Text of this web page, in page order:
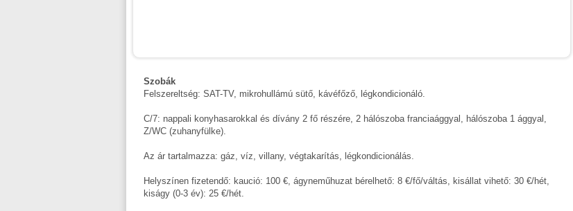
Szobák
Felszereltség: SAT-TV, mikrohullámú sütő, kávéfőző, légkondicionáló.
C/7: nappali konyhasarokkal és dívány 2 fő részére, 2 hálószoba franciaággyal, hálószoba 1 ággyal,
Z/WC (zuhanyfülke).
Az ár tartalmazza: gáz, víz, villany, végtakarítás, légkondicionálás.
Helyszínen fizetendő: kaució: 100 €, ágyneműhuzat bérelhető: 8 €/fő/váltás, kisállat vihető: 30 €/hét,
kiságy (0-3 év): 25 €/hét.